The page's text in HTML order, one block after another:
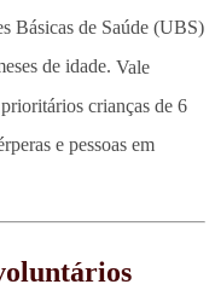
Básicas de Saúde (UBS)
de idade. Vale
crianças de 6
e pessoas em